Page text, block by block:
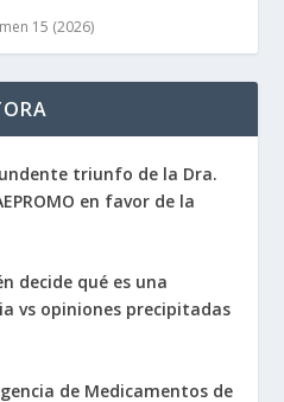
15 (2026)
triunfo de la Dra.
en favor de la
decide qué es una
vs opiniones precipitadas
de Medicamentos de